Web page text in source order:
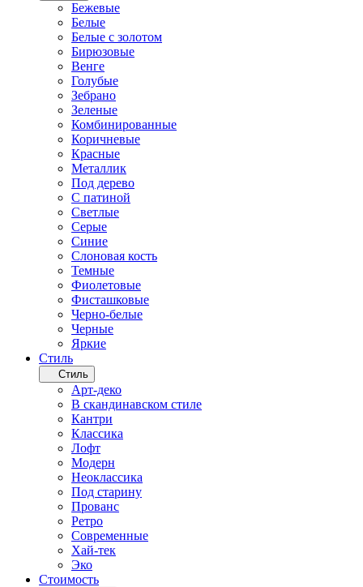
Бежевые
Белые
Белые с золотом
Бирюзовые
Венге
Голубые
Зебрано
Зеленые
Комбинированные
Коричневые
Красные
Металлик
Под дерево
С патиной
Светлые
Серые
Синие
Слоновая кость
Темные
Фиолетовые
Фисташковые
Черно-белые
Черные
Яркие
Стиль
Стиль
Арт-деко
В скандинавском стиле
Кантри
Классика
Лофт
Модерн
Неоклассика
Под старину
Прованс
Ретро
Современные
Хай-тек
Эко
Стоимость